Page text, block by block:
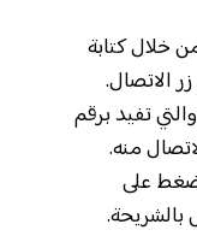
خلال كتابة
تفيد برقم
منه.
كود *٩٩# والضغط على